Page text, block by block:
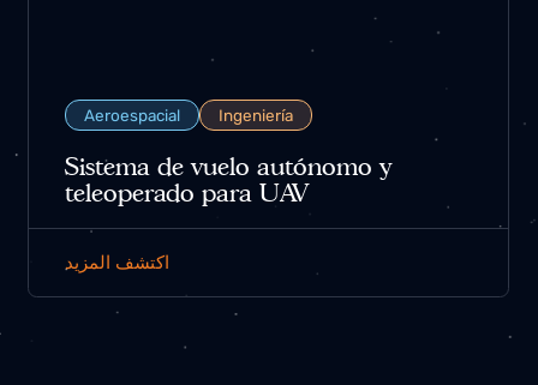
Aeroespacial Ingeniería
teleoperado para UAV